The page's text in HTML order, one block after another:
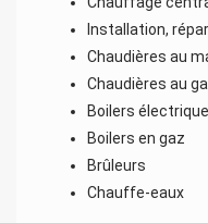
Installation,
Chaudières au
Chaudières au
Boilers
Boilers en gaz
Brûleurs
Chauffe-eaux